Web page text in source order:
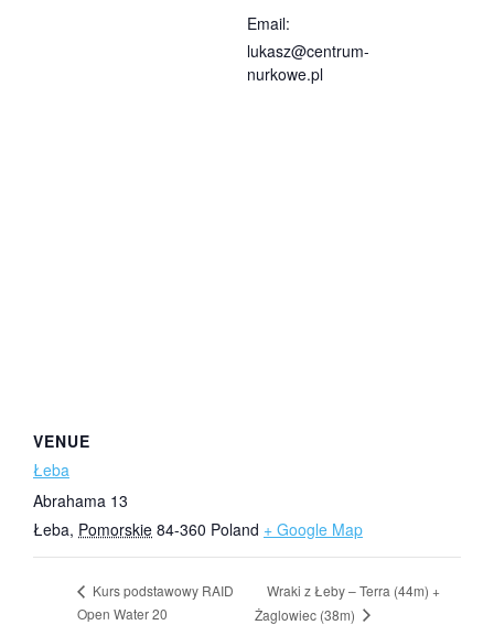
Email:
lukasz@centrum-
nurkowe.pl
VENUE
Łeba
Abrahama 13
Łeba, Pomorskie 84-360 Poland + Google Map
Kurs podstawowy RAID
Open Water 20
Wraki z Łeby – Terra (44m) +
Żaglowiec (38m)